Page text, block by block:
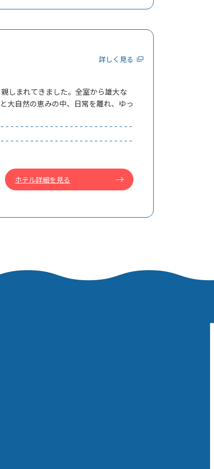
詳しく見る
しまれてきました。全室から雄大な
大自然の恵みの中、日常を離れ、ゆっ
ホテル詳細を見る